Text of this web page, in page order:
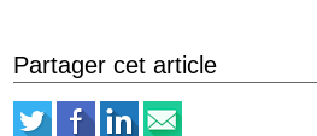
Partager cet article